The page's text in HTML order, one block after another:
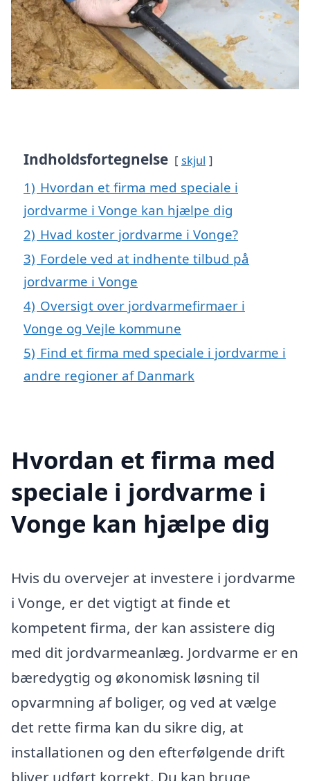
Indholdsfortegnelse skjul
1) Hvordan et firma med speciale i
jordvarme i Vonge kan hjælpe dig
2) Hvad koster jordvarme i Vonge?
3) Fordele ved at indhente tilbud på
jordvarme i Vonge
4) Oversigt over jordvarmefirmaer i
Vonge og Vejle kommune
5) Find et firma med speciale i jordvarme i
andre regioner af Danmark
Hvordan et firma med
speciale i jordvarme i
Vonge kan hjælpe dig
Hvis du overvejer at investere i jordvarme
i Vonge, er det vigtigt at finde et
kompetent firma, der kan assistere dig
med dit jordvarmeanlæg. Jordvarme er en
bæredygtig og økonomisk løsning til
opvarmning af boliger, og ved at vælge
det rette firma kan du sikre dig, at
installationen og den efterfølgende drift
bliver udført korrekt. Du kan bruge